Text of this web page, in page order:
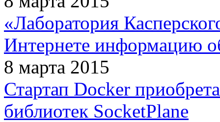
«Лаборатория
Интернете информацию
8 марта 2015
Стартап Docker
библиотек SocketPlane